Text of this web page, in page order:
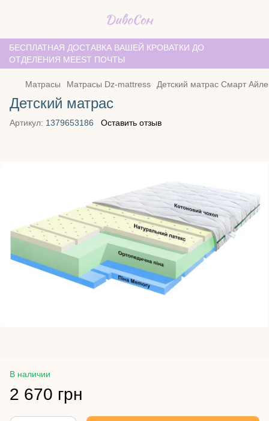
БЕСПЛАТНАЯ ДОСТАВКА ВАШЕЙ КРОВАТКИ ДО
ОТДЕЛЕНИЯ MEEST ПОЧТЫ
Матрасы Матрасы Dz-mattress Детский матрас Смарт
Детский матрас
Артикул: 1379653186 Оставить отзыв
В наличии
2 670 грн